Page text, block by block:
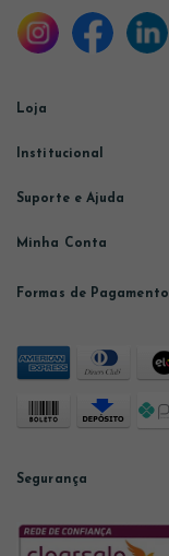
Loja
Institucional
Suporte e Ajuda
Minha Conta
Formas de Pagamento
Segurança